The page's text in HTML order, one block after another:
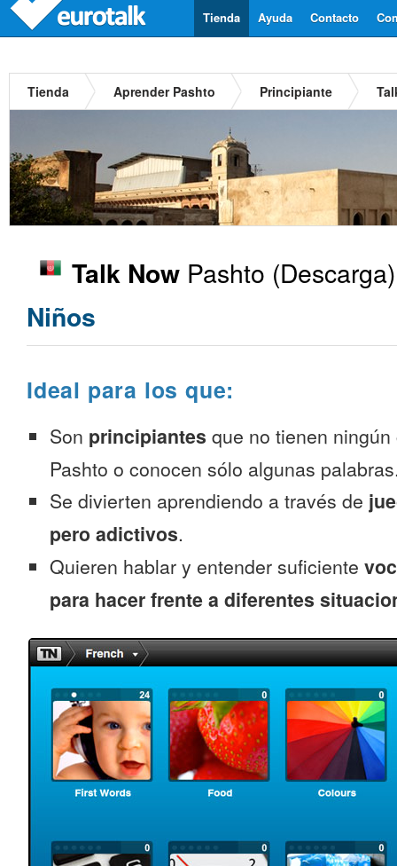
Contacto
Ayuda
Tienda
Tienda Aprender Pashto Principiante
Talk Now Pashto
Niños
Ideal para los que:
Son principiantes que no tienen
Pashto o conocen sólo algunas
Se divierten aprendiendo a través de
pero adictivos.
Quieren hablar y entender suficiente
para hacer frente a diferentes